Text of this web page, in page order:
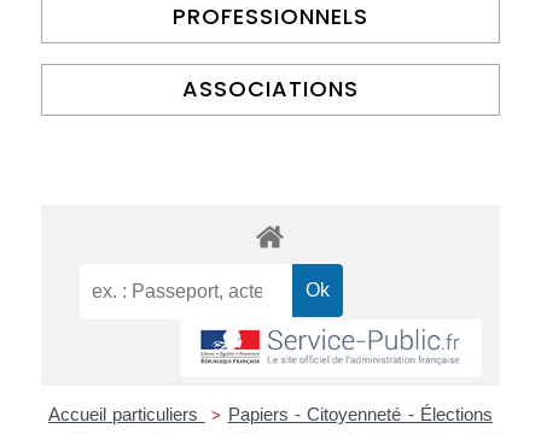
PROFESSIONNELS
ASSOCIATIONS
Accueil particuliers > Papiers - Citoyenneté - Élections